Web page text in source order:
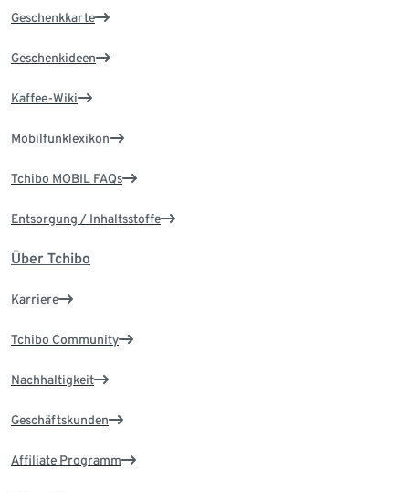
Geschenkkarte
Geschenkideen
Kaffee-Wiki
Mobilfunklexikon
Tchibo MOBIL FAQs
Entsorgung / Inhaltsstoffe
Über Tchibo
Karriere
Tchibo Community
Nachhaltigkeit
Geschäftskunden
Affiliate Programm